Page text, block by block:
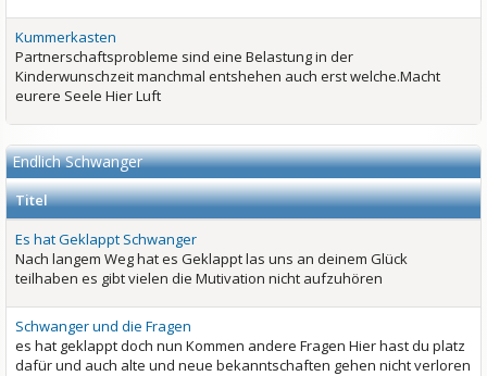
Kummerkasten
Partnerschaftsprobleme sind eine Belastung in der
Kinderwunschzeit manchmal entshehen auch erst welche.Macht
eurere Seele Hier Luft
Endlich Schwanger
Titel
Es hat Geklappt Schwanger
Nach langem Weg hat es Geklappt las uns an deinem Glück
teilhaben es gibt vielen die Mutivation nicht aufzuhören
Schwanger und die Fragen
es hat geklappt doch nun Kommen andere Fragen Hier hast du platz
dafür und auch alte und neue bekanntschaften gehen nicht verloren